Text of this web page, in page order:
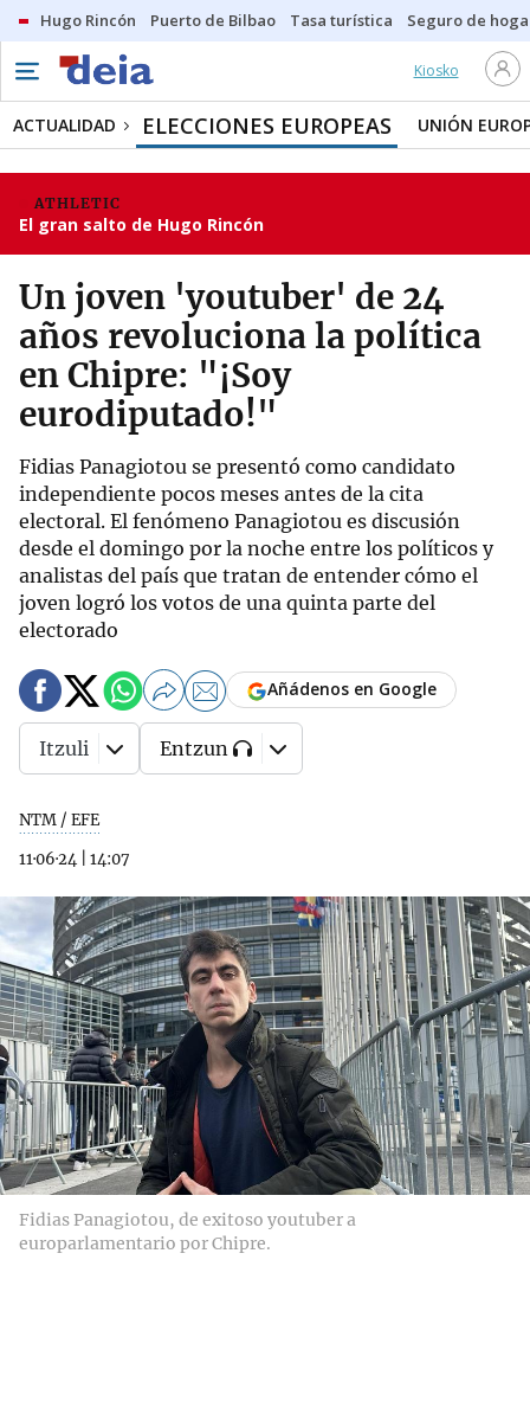
Hugo Rincón Puerto de Bilbao Tasa turística Seguro de
Kiosko
ACTUALIDAD ELECCIONES EUROPEAS UNIÓN
ATHLETIC
El gran salto de Hugo Rincón
Un joven 'youtuber' de 24
años revoluciona la política
en Chipre: "¡Soy
eurodiputado!"
Fidias Panagiotou se presentó como candidato
independiente pocos meses antes de la cita
electoral. El fenómeno Panagiotou es discusión
desde el domingo por la noche entre los políticos y
analistas del país que tratan de entender cómo el
joven logró los votos de una quinta parte del
electorado
NTM / EFE
11·06·24
14:07
Añádenos en Google
Itzuli Entzun
Fidias Panagiotou, de exitoso youtuber a
europarlamentario por Chipre.